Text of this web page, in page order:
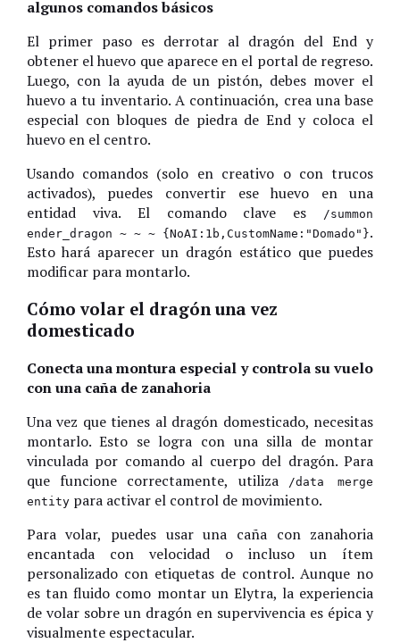
algunos comandos básicos
El primer paso es derrotar al dragón del End y
obtener el huevo que aparece en el portal de regreso.
Luego, con la ayuda de un pistón, debes mover el
huevo a tu inventario. A continuación, crea una base
especial con bloques de piedra de End y coloca el
huevo en el centro.
Usando comandos (solo en creativo o con trucos
activados), puedes convertir ese huevo en una
entidad viva. El comando clave es
/summon
ender_dragon ~ ~ ~ {NoAI:1b,CustomName:"Domado"}.
Esto hará aparecer un dragón estático que puedes
modificar para montarlo.
Cómo volar el dragón una vez
domesticado
Conecta una montura especial y controla su vuelo
con una caña de zanahoria
Una vez que tienes al dragón domesticado, necesitas
montarlo. Esto se logra con una silla de montar
vinculada por comando al cuerpo del dragón. Para
que funcione correctamente, utiliza
/data merge
entitypara activar el control de movimiento.
Para volar, puedes usar una caña con zanahoria
encantada con velocidad o incluso un ítem
personalizado con etiquetas de control. Aunque no
es tan fluido como montar un Elytra, la experiencia
de volar sobre un dragón en supervivencia es épica y
visualmente espectacular.